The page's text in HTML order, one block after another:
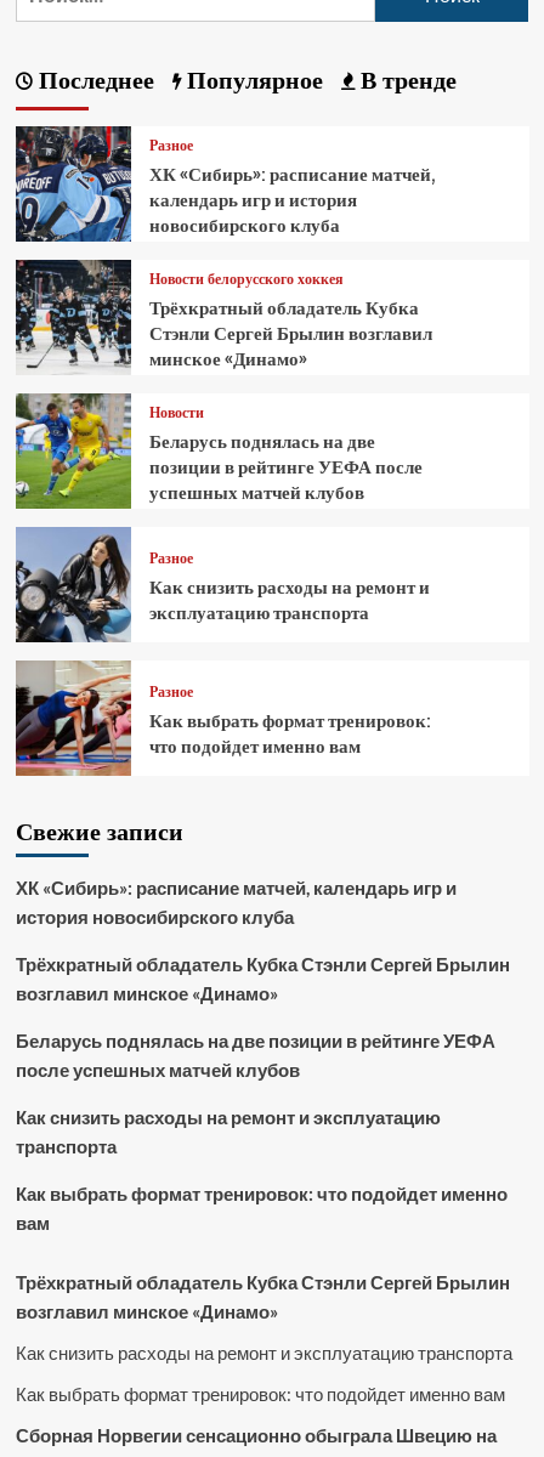
Последнее Популярное В тренде
Разное
ХК «Сибирь»: расписание матчей,
календарь игр и история
новосибирского клуба
Новости белорусского хоккея
Трёхкратный обладатель Кубка
Стэнли Сергей Брылин возглавил
минское «Динамо»
Новости
Беларусь поднялась на две
позиции в рейтинге УЕФА после
успешных матчей клубов
Разное
Как снизить расходы на ремонт и
эксплуатацию транспорта
Разное
Как выбрать формат тренировок:
что подойдет именно вам
Свежие записи
ХК «Сибирь»: расписание матчей, календарь игр и
история новосибирского клуба
Трёхкратный обладатель Кубка Стэнли Сергей Брылин
возглавил минское «Динамо»
Беларусь поднялась на две позиции в рейтинге УЕФА
после успешных матчей клубов
Как снизить расходы на ремонт и эксплуатацию
транспорта
Как выбрать формат тренировок: что подойдет именно
вам
Трёхкратный обладатель Кубка Стэнли Сергей Брылин
возглавил минское «Динамо»
Как снизить расходы на ремонт и эксплуатацию транспорта
Как выбрать формат тренировок: что подойдет именно вам
Сборная Норвегии сенсационно обыграла Швецию на